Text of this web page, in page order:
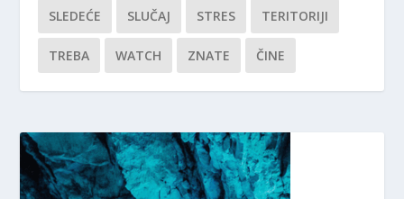
SLEDEĆE SLUČAJ STRES TERITORIJI
TREBA WATCH ZNATE ČINE